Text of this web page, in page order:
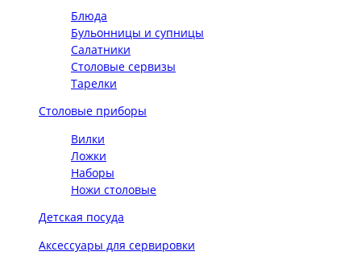
Блюда
Бульонницы и супницы
Салатники
Столовые сервизы
Тарелки
Столовые приборы
Вилки
Ложки
Наборы
Ножи столовые
Детская посуда
Аксессуары для сервировки